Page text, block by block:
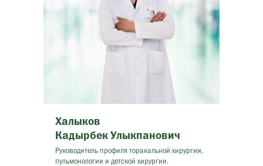
Халыков
Кадырбек Улыкпанович
Руководитель профиля торакальной хирургии,
пульмонологии и детской хирургии.